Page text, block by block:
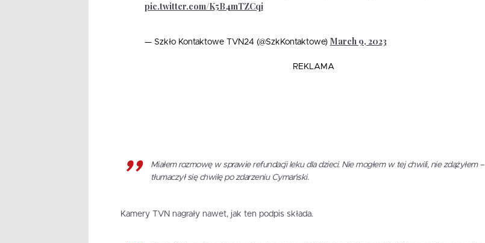
pic.twitter.com/K5B4mTZCqi
— Szkło Kontaktowe TVN24 (@SzkKontaktowe) March 9, 2023
REKLAMA
Miałem rozmowę w sprawie refundacji leku dla dzieci. Nie mogłem w tej chwili, nie zdążyłem –
tłumaczył się chwilę po zdarzeniu Cymański.
Kamery TVN nagrały nawet, jak ten podpis składa.